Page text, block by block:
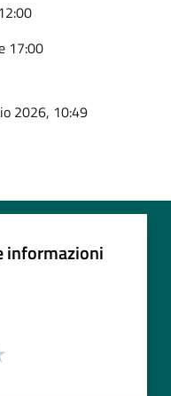
17:00
2026, 10:49
informazioni